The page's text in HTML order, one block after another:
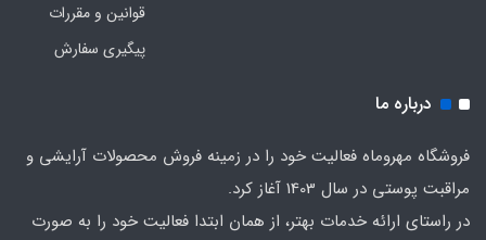
قوانین و مقررات
پیگیری سفارش
درباره ما
فروشگاه مهروماه فعالیت خود را در زمینه فروش محصولات آرایشی و
مراقبت پوستی در سال 1403 آغاز کرد.
در راستای ارائه خدمات بهتر، از همان ابتدا فعالیت خود را به صورت